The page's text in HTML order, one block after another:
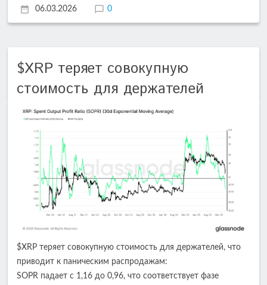
06.03.2026
0
$XRP теряет совокупную
стоимость для держателей
$XRP теряет совокупную стоимость для держателей, что
приводит к паническим распродажам:
SOPR падает с 1,16 до 0,96, что соответствует фазе